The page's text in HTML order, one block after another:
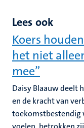
Lees ook
Koers
het niet
mee”
Daisy Blaauw deelt
en de kracht van
toekomstbestendig